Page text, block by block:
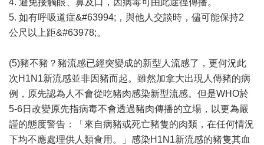
4. 避免接觸眼、鼻及口，因病毒可由此途徑傳播。
5. 如有呼吸道症&#63994;，與他人交談時，儘可能保持2
公尺以上距&#63978;。
(5)豬不豬？豬流感已經突變成的新型人流感了，更何況此
次H1N1新流感並非因豬而起。雖然加拿大出現人傳豬的病
例，原先認為人不會從吃豬肉感染新型流感。但是WHO於
5-6日改變原先指病毒不會透過豬肉傳播的立場，以更為嚴
謹的態度警告：「來自病豬或死亡豬隻的肉類，在任何情況
下均不應處理供人類食用。」感染H1N1新流感的豬隻其血